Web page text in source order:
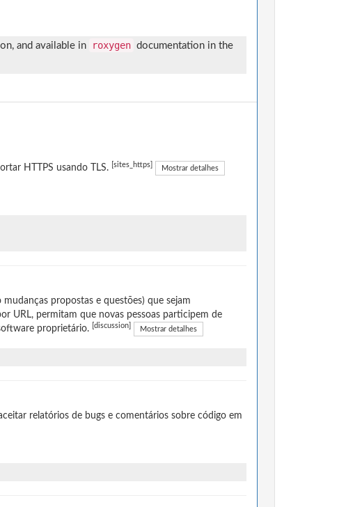
and available in roxygen documentation in the
HTTPS usando TLS. [sites_https] Mostrar detalhes
propostas e questões) que sejam
URL, permitam que novas pessoas participem de
proprietário.
[discussion] Mostrar detalhes
relatórios de bugs e comentários sobre código em